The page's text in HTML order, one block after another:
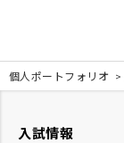
個人ポートフォリオ
入試情報